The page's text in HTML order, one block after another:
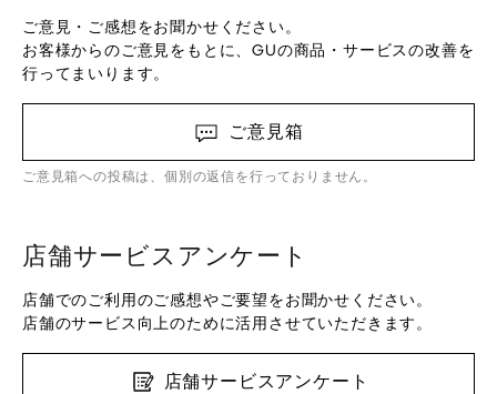
ご意見・ご感想をお聞かせください。
お客様からのご意見をもとに、GUの商品・サービスの改善を
行ってまいります。
ご意見箱
ご意見箱への投稿は、個別の返信を行っておりません。
店舗サービスアンケート
店舗でのご利用のご感想やご要望をお聞かせください。
店舗のサービス向上のために活用させていただきます。
店舗サービスアンケート